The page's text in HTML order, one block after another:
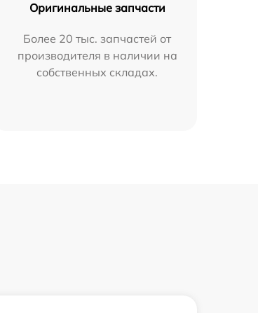
Оригинальные запчасти
Более 20 тыс. запчастей от
производителя в наличии на
собственных складах.